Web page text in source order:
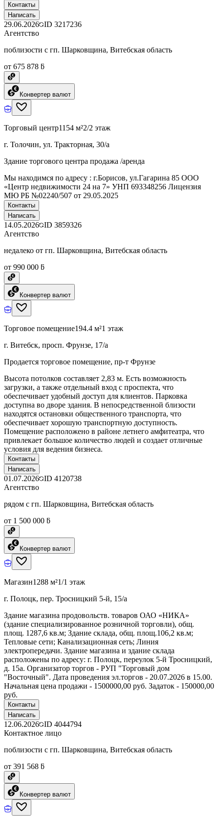
Контакты
Написать
29.06.2026 ID 3217236
Агентство
поблизости с гп. Шарковщина, Витебская область
от 675 878 ƃ
Конвертер валют
Торговый центр1154 м²2/2 этаж
г. Толочин, ул. Тракторная, 30/а
Здание торгового центра продажа /аренда
Мы находимся по адресу : г.Борисов, ул.Гагарина 85 ООО
«Центр недвижимости 24 на 7» УНП 693348256 Лицензия
МЮ РБ №02240/507 от 29.05.2025
Контакты
Написать
14.05.2026 ID 3859326
Агентство
недалеко от гп. Шарковщина, Витебская область
от 990 000 ƃ
Конвертер валют
Торговое помещение194.4 м²1 этаж
г. Витебск, просп. Фрунзе, 17/а
Продается торговое помещение, пр-т Фрунзе
Высота потолков составляет 2,83 м. Есть возможность
загрузки, а также отдельный вход с проспекта, что
обеспечивает удобный доступ для клиентов. Парковка
доступна во дворе здания. В непосредственной близости
находятся остановки общественного транспорта, что
обеспечивает хорошую транспортную доступность.
Помещение расположено в районе летнего амфитеатра, что
привлекает большое количество людей и создает отличные
условия для ведения бизнеса.
Контакты
Написать
01.07.2026 ID 4120738
Агентство
рядом с гп. Шарковщина, Витебская область
от 1 500 000 ƃ
Конвертер валют
Магазин1288 м²1/1 этаж
г. Полоцк, пер. Тросницкий 5-й, 15/а
Здание магазина продовольств. товаров ОАО «НИКА»
(здание специализированное розничной торговли), общ.
площ. 1287,6 кв.м; Здание склада, общ. площ.106,2 кв.м;
Тепловые сети; Канализационная сеть; Линия
электропередачи. Здание магазина и здание склада
расположены по адресу: г. Полоцк, переулок 5-й Тросницкий,
д. 15а. Организатор торгов - РУП "Торговый дом
"Восточный". Дата проведения эл.торгов - 20.07.2026 в 15.00.
Начальная цена продажи - 1500000,00 руб. Задаток - 150000,00
руб.
Контакты
Написать
12.06.2026 ID 4044794
Контактное лицо
поблизости с гп. Шарковщина, Витебская область
от 391 568 ƃ
Конвертер валют